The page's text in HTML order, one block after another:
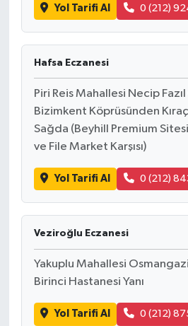
Yol Tarifi Al 0 (212)
Hafsa Eczanesi
Piri Reis Mahallesi Necip
Bizimkent Köprüsünden
Sağda (Beyhill Premium
ve File Market Karşısı)
Yol Tarifi Al 0 (212)
Veziroğlu Eczanesi
Yakuplu Mahallesi
Birinci Hastanesi Yanı
Yol Tarifi Al 0 (212)